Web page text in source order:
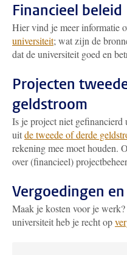
Financieel beleid
Hier vind je meer informatie
universiteit; wat zijn de
dat de universiteit goed en
Projecten
geldstroom
Is je project niet
uitde tweede of derde
rekening mee moet houden.
over (financieel)
Vergoedingen
Maak je kosten voor je
universiteit heb je recht op